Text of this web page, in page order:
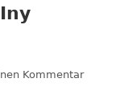
Kommentarzu